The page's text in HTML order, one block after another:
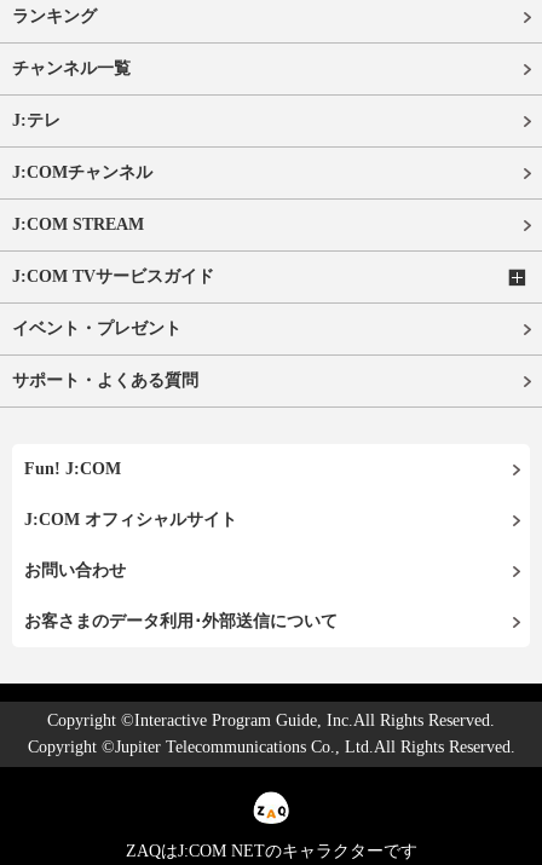
ランキング
チャンネル一覧
J:テレ
J:COMチャンネル
J:COM STREAM
J:COM TVサービスガイド
イベント・プレゼント
サポート・よくある質問
Fun! J:COM
J:COM オフィシャルサイト
お問い合わせ
お客さまのデータ利用･外部送信について
Copyright ©Interactive Program Guide, Inc.All Rights Reserved.
Copyright ©Jupiter Telecommunications Co., Ltd.All Rights Reserved.
ZAQはJ:COM NETのキャラクターです